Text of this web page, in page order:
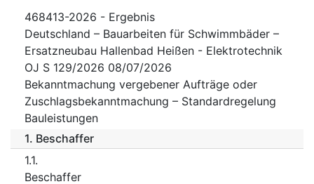
468413-2026 - Ergebnis
Deutschland – Bauarbeiten für Schwimmbäder –
Ersatzneubau Hallenbad Heißen - Elektrotechnik
OJ S 129/2026 08/07/2026
Bekanntmachung vergebener Aufträge oder
Zuschlagsbekanntmachung – Standardregelung
Bauleistungen
1. Beschaffer
1.1.
Beschaffer